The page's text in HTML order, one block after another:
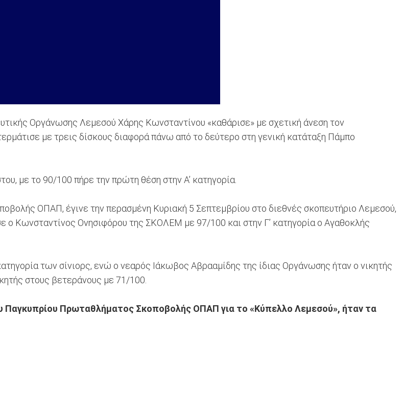
Οργάνωσης Λεμεσού Χάρης Κωνσταντίνου «καθάρισε» με σχετική άνεση τον
με τρεις δίσκους διαφορά πάνω από το δεύτερο στη γενική κατάταξη Πάμπο
με το 90/100 πήρε την πρώτη θέση στην Α’ κατηγορία.
ΟΠΑΠ, έγινε την περασμένη Κυριακή 5 Σεπτεμβρίου στο διεθνές σκοπευτήριο Λεμεσού,
ο Κωνσταντίνος Ονησιφόρου της ΣΚΟΛΕΜ με 97/100 και στην Γ’ κατηγορία ο Αγαθοκλής
των σίνιορς, ενώ ο νεαρός Ιάκωβος Αβρααμίδης της ίδιας Οργάνωσης ήταν ο νικητής
στους βετεράνους με 71/100.
Πρωταθλήματος Σκοποβολής ΟΠΑΠ για το «Κύπελλο Λεμεσού», ήταν τα